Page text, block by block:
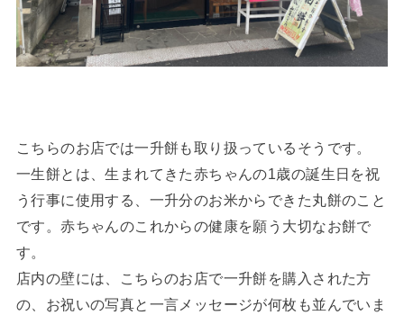
こちらのお店では一升餅も取り扱っているそうです。
一生餅とは、生まれてきた赤ちゃんの1歳の誕生日を祝
う行事に使用する、一升分のお米からできた丸餅のこと
です。赤ちゃんのこれからの健康を願う大切なお餅で
す。
店内の壁には、こちらのお店で一升餅を購入された方
の、お祝いの写真と一言メッセージが何枚も並んでいま